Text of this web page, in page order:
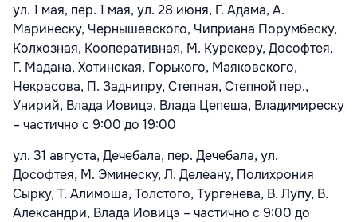
ул. 1 мая, пер. 1 мая, ул. 28 июня, Г. Адама, А.
Маринеску, Чернышевского, Чиприана Порумбеску,
Колхозная, Кооперативная, М. Курекеру, Дософтея,
Г. Мадана, Хотинская, Горького, Маяковского,
Некрасова, П. Заднипру, Степная, Степной пер.,
Унирий, Влада Иовицэ, Влада Цепеша, Владимиреску
– частично с 9:00 до 19:00
ул. 31 августа, Дечебала, пер. Дечебала, ул.
Дософтея, М. Эминеску, Л. Делеану, Полихрония
Сырку, Т. Алимоша, Толстого, Тургенева, В. Лупу, В.
Александри, Влада Иовицэ – частично с 9:00 до